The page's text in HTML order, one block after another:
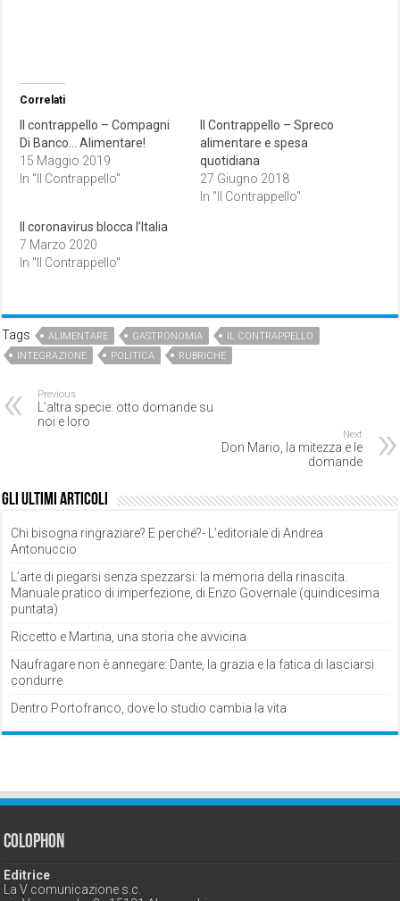
Correlati
Il contrappello – Compagni
Di Banco… Alimentare!
15 Maggio 2019
In "Il Contrappello"
Il Contrappello – Spreco
alimentare e spesa
quotidiana
27 Giugno 2018
In "Il Contrappello"
Il coronavirus blocca l’Italia
7 Marzo 2020
In "Il Contrappello"
Tags ALIMENTARE GASTRONOMIA
IL CONTRAPPELLO
INTEGRAZIONE
POLITICA RUBRICHE
Previous
L’altra specie: otto domande su
noi e loro
Next
Don Mario, la mitezza e le
domande
Gli ultimi articoli
Chi bisogna ringraziare? E perché?- L’editoriale di Andrea
Antonuccio
L’arte di piegarsi senza spezzarsi: la memoria della rinascita.
Manuale pratico di imperfezione, di Enzo Governale (quindicesima
puntata)
Riccetto e Martina, una storia che avvicina
Naufragare non è annegare: Dante, la grazia e la fatica di lasciarsi
condurre
Dentro Portofranco, dove lo studio cambia la vita
Colophon
Editrice
La V comunicazione s.c.